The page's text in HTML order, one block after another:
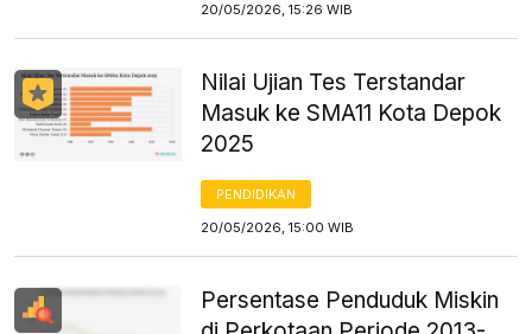
20/05/2026, 15:26 WIB
Nilai Ujian Tes Terstandar
Masuk ke SMA11 Kota Depok
2025
PENDIDIKAN
20/05/2026, 15:00 WIB
Persentase Penduduk Miskin